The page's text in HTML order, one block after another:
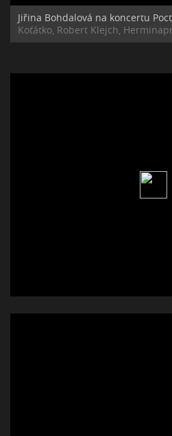
Jiřina Bohdalová na koncertu
Koťátko, Robert Klejch,